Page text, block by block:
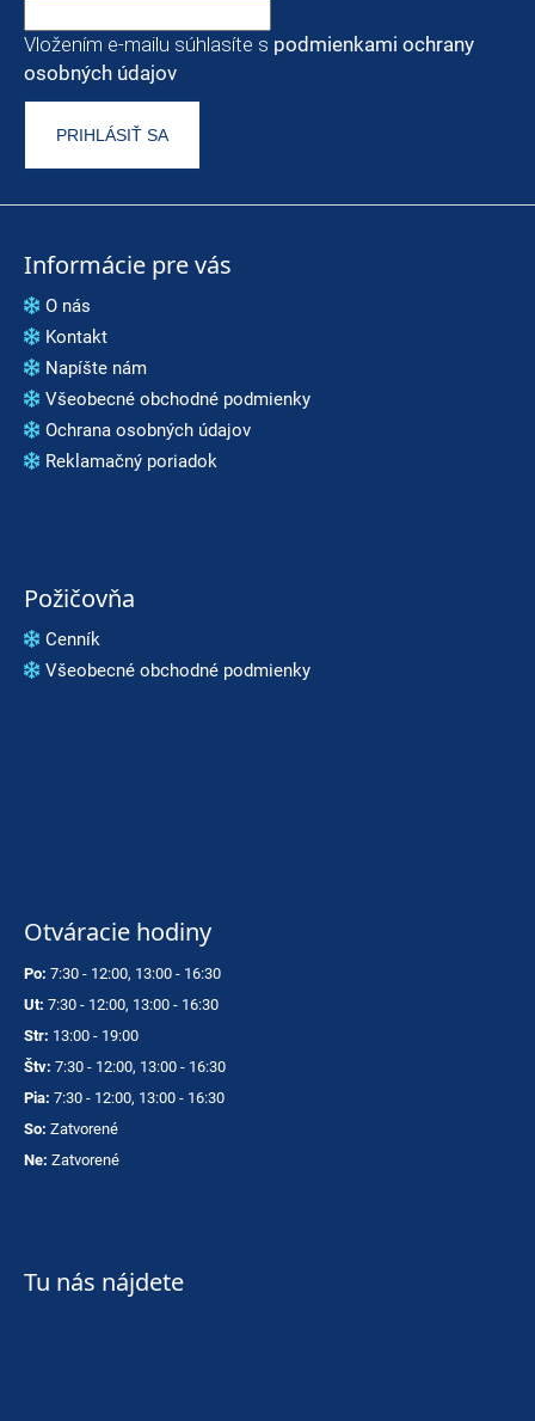
Vložením e-mailu súhlasíte s podmienkami ochrany
osobných údajov
PRIHLÁSIŤ SA
Informácie pre vás
O nás
Kontakt
Napíšte nám
Všeobecné obchodné podmienky
Ochrana osobných údajov
Reklamačný poriadok
Požičovňa
Cenník
Všeobecné obchodné podmienky
Otváracie hodiny
Po: 7:30 - 12:00, 13:00 - 16:30
Ut: 7:30 - 12:00, 13:00 - 16:30
Str: 13:00 - 19:00
Štv: 7:30 - 12:00, 13:00 - 16:30
Pia: 7:30 - 12:00, 13:00 - 16:30
So: Zatvorené
Ne: Zatvorené
Tu nás nájdete